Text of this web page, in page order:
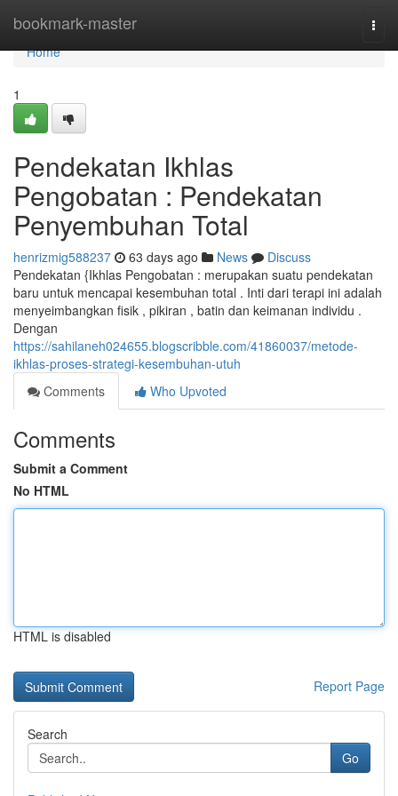
bookmark-master
Home
Home
1
Pendekatan Ikhlas
Pengobatan : Pendekatan
Penyembuhan Total
henrizmig588237 63 days ago News
Discuss
Pendekatan {Ikhlas Pengobatan : merupakan suatu pendekatan
baru untuk mencapai kesembuhan total . Inti dari terapi ini adalah
menyeimbangkan fisik , pikiran , batin dan keimanan individu .
Dengan
https://sahilaneh024655.blogscribble.com/41860037/metode-
ikhlas-proses-strategi-kesembuhan-utuh
Comments
Who Upvoted
Comments
Submit a Comment
No HTML
HTML is disabled
Report Page
Search
Go